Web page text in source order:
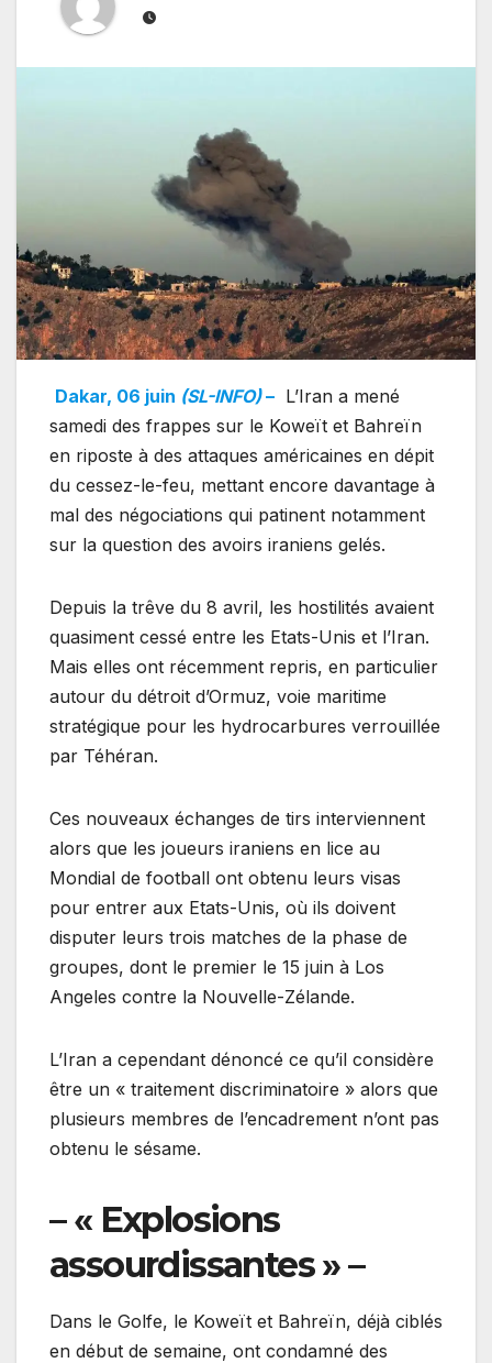
Dakar, 06 juin (SL-INFO)– L’Iran a mené
samedi des frappes sur le Koweït et Bahreïn
en riposte à des attaques américaines en dépit
du cessez-le-feu, mettant encore davantage à
mal des négociations qui patinent notamment
sur la question des avoirs iraniens gelés.
Depuis la trêve du 8 avril, les hostilités avaient
quasiment cessé entre les Etats-Unis et l’Iran.
Mais elles ont récemment repris, en particulier
autour du détroit d’Ormuz, voie maritime
stratégique pour les hydrocarbures verrouillée
par Téhéran.
Ces nouveaux échanges de tirs interviennent
alors que les joueurs iraniens en lice au
Mondial de football ont obtenu leurs visas
pour entrer aux Etats-Unis, où ils doivent
disputer leurs trois matches de la phase de
groupes, dont le premier le 15 juin à Los
Angeles contre la Nouvelle-Zélande.
L’Iran a cependant dénoncé ce qu’il considère
être un « traitement discriminatoire » alors que
plusieurs membres de l’encadrement n’ont pas
obtenu le sésame.
– « Explosions
assourdissantes » –
Dans le Golfe, le Koweït et Bahreïn, déjà ciblés
en début de semaine, ont condamné des